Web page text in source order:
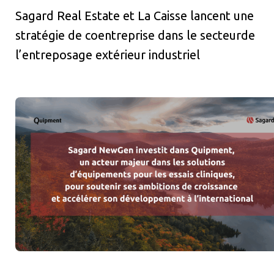
Sagard Real Estate et La Caisse lancent une
stratégie de coentreprise dans le secteurde
l’entreposage extérieur industriel
Sagard NewGen investit dans Quipment, un acteur majeur